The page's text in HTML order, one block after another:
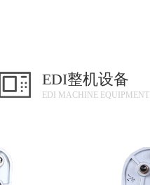
EDI整机设备
EDI MACHINE EQUIPMENT